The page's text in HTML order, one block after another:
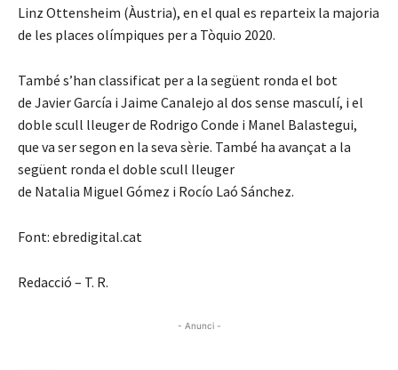
Linz Ottensheim (Àustria), en el qual es reparteix la majoria
de les places olímpiques per a Tòquio 2020.
També s’han classificat per a la següent ronda el bot
de Javier García i Jaime Canalejo al dos sense masculí, i el
doble scull lleuger de Rodrigo Conde i Manel Balastegui,
que va ser segon en la seva sèrie. També ha avançat a la
següent ronda el doble scull lleuger
de Natalia Miguel Gómez i Rocío Laó Sánchez.
Font: ebredigital.cat
Redacció – T. R.
- Anunci -